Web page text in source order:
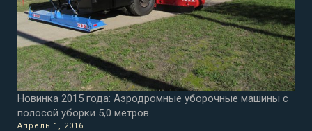
Новинка 2015 года: Аэродромные уборочные машины с
полосой уборки 5,0 метров
Апрель 1, 2016